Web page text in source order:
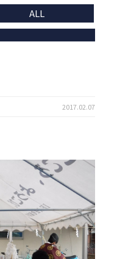
ALL
2017.02.07